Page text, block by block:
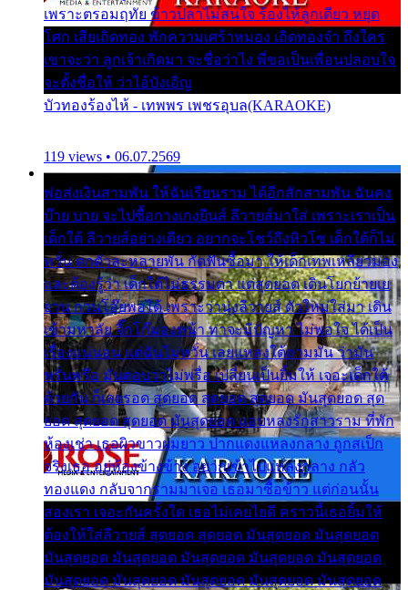
เพราะตรอมฤทัย ข้าวปลาไม่สนใจ ร้องไห้ลูกเดียว หยุด
โศก เสียเถิดทอง พักความเศร้าหมอง เถิดทองจ๋า ถึงใคร
เขาจะว่า ลูกเจ้าเกิดมา จะชื่อว่าไง พี่ขอเป็นเพื่อนปลอบใจ
จะตั้งชื่อให้ ว่าไอ้บังเอิญ
บัวทองร้องไห้ - เทพพร เพชรอุบล(KARAOKE)
119 views • 06.07.2569
พ่อส่งเงินสามพัน ให้ฉันเรียนราม ได้อีกสักสามพัน ฉันคง
บ๊าย บาย จะไปซื้อกางเกงยีนส์ ลีวายส์มาใส่ เพราะเราเป็น
เด็กใต้ ลีวายส์อย่างเดียว อยากจะโชว์ถึงหิวโซ เด็กใต้ก็ไม่
หวั่น ตกตัวละหลายพัน กัดฟันซื้อมา ให้เด็กเทพเหลียวมอง
และต้องรู้ว่า เด็กใต้ไม่ธรรมดา แต่สุดยอด เดินโยกย้ายเย
ยวน กวนโอ๊ยพอได้ เพราะว่านุ่งลีวายส์ ตัวใหม่ใส่มา เดิน
เข้ามหาลัย จิ๊กโก๊มองหน้า ท่าจะมีปัญหา ไม่พอใจ ได้เป็น
เรื่องแน่นอน แต่ฉันไม่หวั่น เลยแหลงใต้ถามมัน ว่ามัน
พรั่นพรือ มันตอบว่าไม่พรื่อ เปลี่ยนเป็นยิ้มให้ เจอะเด็กใต้
ด้วยกัน ก็เลยรอด สุดยอด สุดยอด สุดยอด มันสุดยอด สุด
ยอด สุดยอด สุดยอด มันสุดยอด แอบหลงรักสาวราม ที่พัก
ห้องเช่า เธอผิวขาวผมยาว ปากแดงแหลงกลาง ถูกสเป็ก
จริงเธอ อยู่ห้องข้างข้าง อยากเข้าไปแหลงกลาง กลัว
ทองแดง กลับจากรามมาเจอ เธอมาซื้อข้าว แต่ก่อนนั้น
สองเรา เจอะกันครั้งใด เธอไม่เคยไยดี คราวนี้เธอยิ้มให้
ต้องให้ใส่ลีวายส์ สุดยอด สุดยอด มันสุดยอด มันสุดยอด
มันสุดยอด มันสุดยอด มันสุดยอด มันสุดยอด มันสุดยอด
มันสุดยอด มันสุดยอด มันสุดยอด มันสุดยอด มันสุดยอด